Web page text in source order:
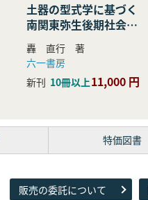
土器の型式学に基づく
南関東弥生後期社会の
研究
轟 直行 著
六一書房
新刊 10冊以上11,000 円
特価図書
販売の委託について